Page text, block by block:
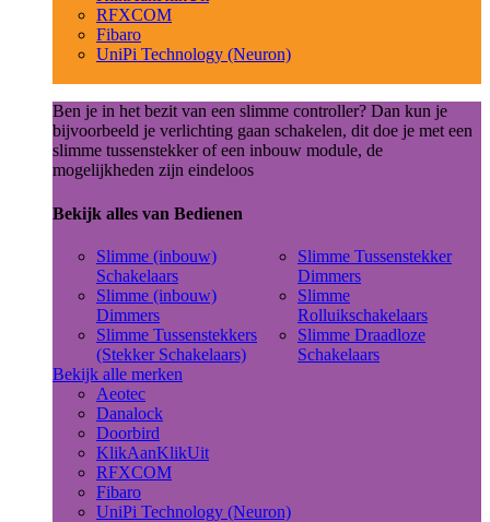
RFXCOM
Fibaro
UniPi Technology (Neuron)
Ben je in het bezit van een slimme controller? Dan kun je
bijvoorbeeld je verlichting gaan schakelen, dit doe je met een
slimme tussenstekker of een inbouw module, de
mogelijkheden zijn eindeloos
Bekijk alles van Bedienen
Slimme (inbouw)
Schakelaars
Slimme (inbouw)
Dimmers
Slimme Tussenstekkers
(Stekker Schakelaars)
Slimme Tussenstekker
Dimmers
Slimme
Rolluikschakelaars
Slimme Draadloze
Schakelaars
Bekijk alle merken
Aeotec
Danalock
Doorbird
KlikAanKlikUit
RFXCOM
Fibaro
UniPi Technology (Neuron)